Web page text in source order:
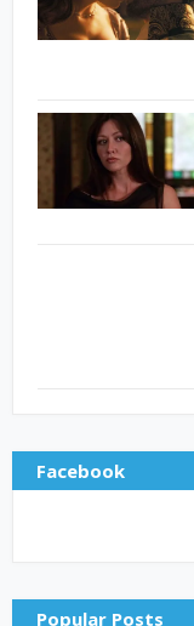
Facebook
Popular Posts